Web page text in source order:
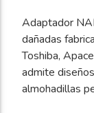
Adaptador
dañadas
Toshiba,
admite
almohadillas